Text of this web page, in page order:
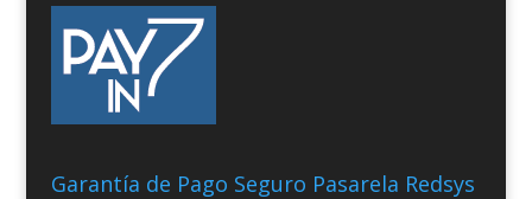
Garantía de Pago Seguro Pasarela Redsys